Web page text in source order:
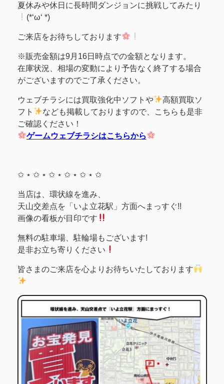
夏休みや休日に長時間ダンジョンに挑戦してみたり
(*‘ω‘ *)
ご来店をお待ちしております
※販売金額は9月16日時点での金額となります。
在庫状況、相場の変動により予告なく終了する場合
がございますのでご了承ください。
ウェブチラシには買取強化中ソフトや
高額買取ソ
フト
なども掲載しておりますので、こちらも是非
ご確認ください！
ゲームウェブチラシはこちらから
✩ ⋆ ✩ ⋆ ✩ ⋆ ✩ ⋆ ✩ ⋆ ✩
当店は、環状線を進み、
天山交差点を「いよ立花駅」方面へまっすぐ!!
画像の看板が目印です
無料の駐車場、駐輪場もございます!
是非お立ち寄りください
皆さまのご来店を心よりお待ちいたしております